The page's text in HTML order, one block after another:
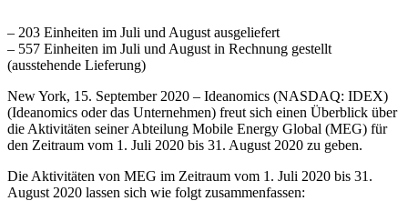
– 203 Einheiten im Juli und August ausgeliefert
– 557 Einheiten im Juli und August in Rechnung gestellt
(ausstehende Lieferung)
New York, 15. September 2020 – Ideanomics (NASDAQ: IDEX)
(Ideanomics oder das Unternehmen) freut sich einen Überblick über
die Aktivitäten seiner Abteilung Mobile Energy Global (MEG) für
den Zeitraum vom 1. Juli 2020 bis 31. August 2020 zu geben.
Die Aktivitäten von MEG im Zeitraum vom 1. Juli 2020 bis 31.
August 2020 lassen sich wie folgt zusammenfassen: